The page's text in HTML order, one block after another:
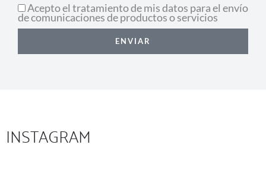
Acepto el tratamiento de mis datos para el envío
de comunicaciones de productos o servicios
ENVIAR
INSTAGRAM